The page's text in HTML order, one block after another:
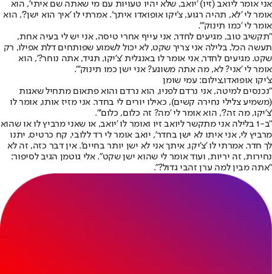
אני אומר ליואב (זיו) 'יואב, שלא יהיו טעויות עם מי שאתה שם איתי', הוא
אומר לי 'לא, תהיה רגוע, צ'יקו אופואדו איתך'. אמרתי לו 'איך הוא ישן?', הוא
אומר לי 'כמו תינוק'".
"תקשיב טוב, מגיעים לחדר, אני עייף אחרי טיסה, אני יש לי בעיה אחת,
תעשה הכל, בלילה אני צריך שקט, לא יכול לשמוע שפותחים דלת אפילו, רק
שקט. מגיעים לחדר, אני אומר לו באנגלית 'צ'יקו, תגיד, אתה נוחר?', הוא
אומר לי 'אני? לא, מה אתה משוגע? אני ישן כמו תינוק'".
צ'יקו אופואדו,צילום: עמי שומן
"נכנסים למיטה, אני נרדם לפניו, הוא נרדם והוא פתאום מתחיל שאגות
(משמיע צלילי נחירה קשים), כאילו יורים לי בחדר. אני מזיז אותו, אומר לו
'צ'יקו, מה זה?', הוא אומר לי 'מה? זה כלום, כלום'".
"ב-1 בלילה אני מתקשר ליואב זיו ואומר לו 'יואב, או שאני מרביץ לו או שהוא
מרביץ לי, אני איתו לא ישן בחדר', יואב אומר לי רד ללובי, קח כרטיס, יתנו
לך חדר. אמרתי לו 'צ'יקו, איתך אני לא ישן יותר בחיים'. אין דבר כזה, זה לא
נחירות, זה יריות, ועוד אומר לי שהוא ישן שקט". אלי גוטמן הגיב לסיפור:
"אתה מבין למה ערן זהבי גדול?".